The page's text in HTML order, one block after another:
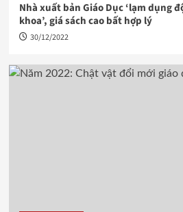
Nhà xuất bản Giáo Dục ‘lạm dụng
khoa’, giá sách cao bất hợp lý
30/12/2022